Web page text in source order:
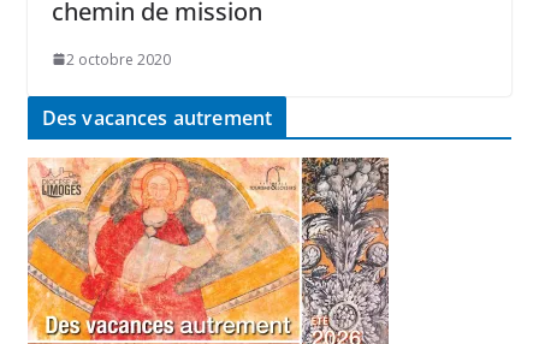
chemin de mission
2 octobre 2020
Des vacances autrement